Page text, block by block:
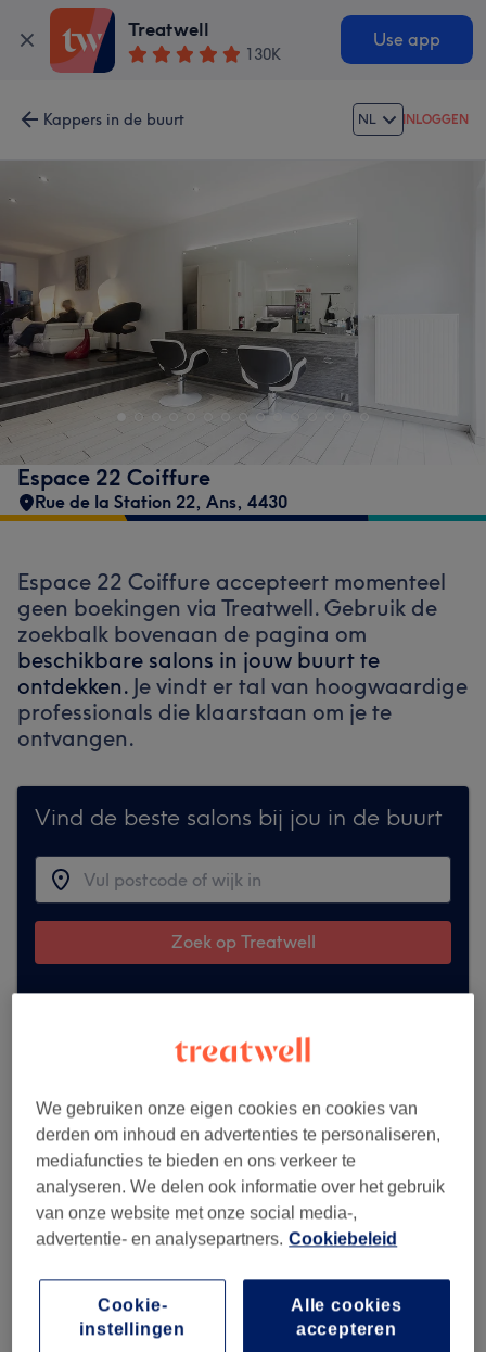
Treatwell
130K
Use app
Kappers in de buurt NL INLOGGEN
Espace 22 Coiffure
Rue de la Station 22, Ans, 4430
Espace 22 Coiffure accepteert momenteel
geen boekingen via Treatwell. Gebruik de
zoekbalk bovenaan de pagina om
beschikbare salons in jouw buurt te
ontdekken. Je vindt er tal van hoogwaardige
professionals die klaarstaan om je te
ontvangen.
Vind de beste salons bij jou in de buurt
Zoek op Treatwell
Zoek meer salons
We gebruiken onze eigen cookies en cookies van
derden om inhoud en advertenties te personaliseren,
mediafuncties te bieden en ons verkeer te
analyseren. We delen ook informatie over het gebruik
van onze website met onze social media-,
advertentie- en analysepartners. Cookiebeleid
Alle cookies
accepteren
Cookie-
instellingen